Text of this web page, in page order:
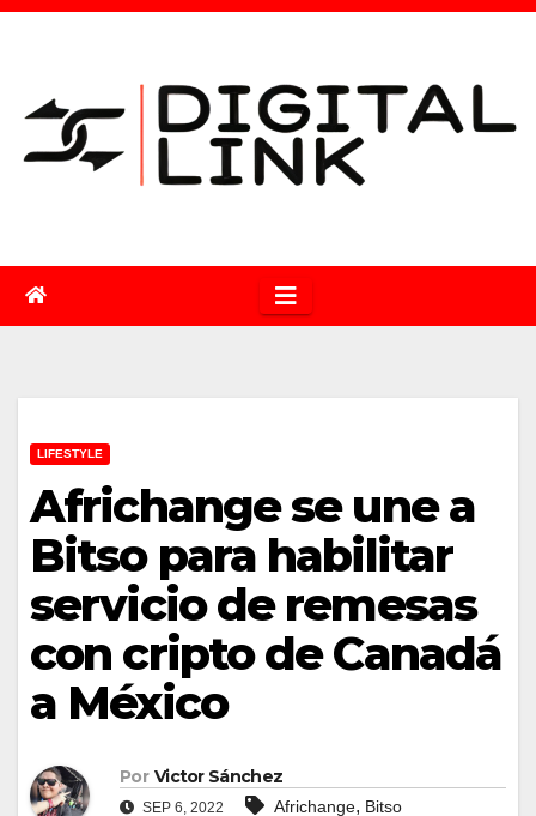
Saltar
LIFESTYLE
Africhange se une a
Bitso para habilitar
servicio de remesas
con cripto de Canadá
a México
Por Victor Sánchez
SEP 6, 2022 Africhange, Bitso